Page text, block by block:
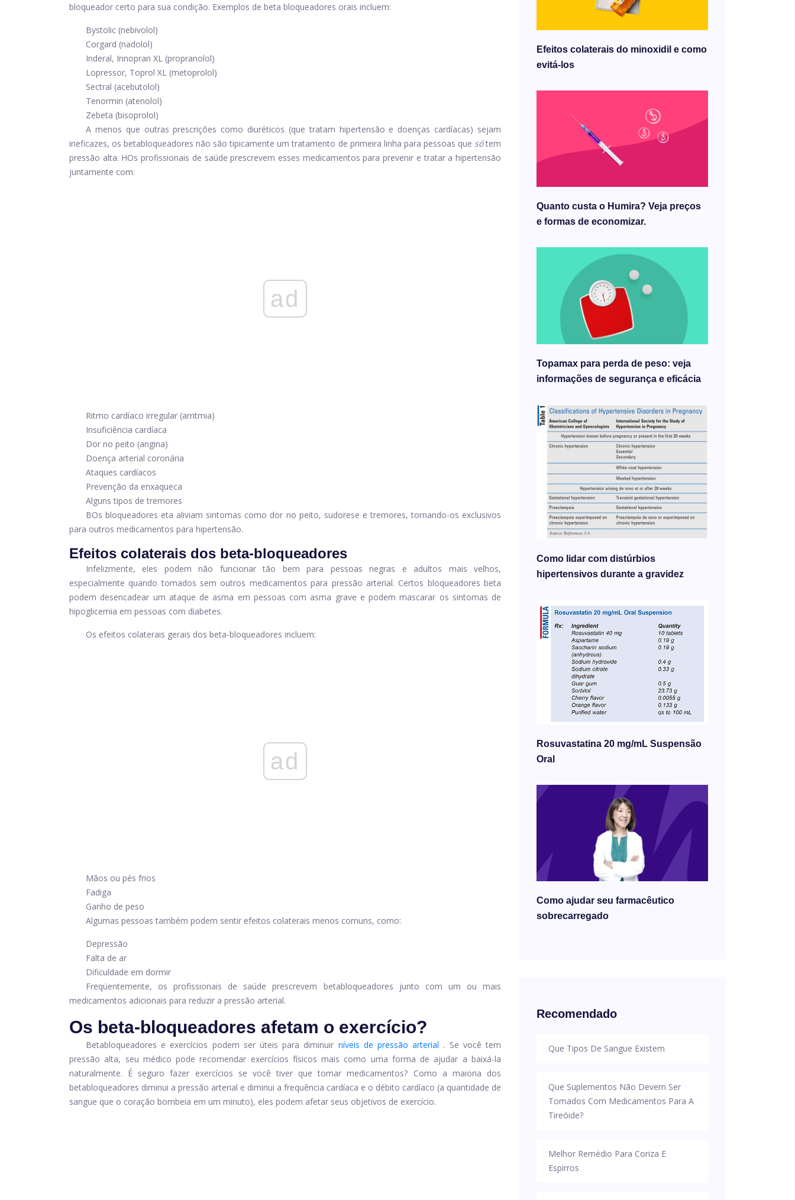
bloqueador certo para sua condição. Exemplos de beta bloqueadores orais incluem:
Bystolic (nebivolol)
Corgard (nadolol)
Inderal, Innopran XL (propranolol)
Lopressor, Toprol XL (metoprolol)
Sectral (acebutolol)
Tenormin (atenolol)
Zebeta (bisoprolol)
A menos que outras prescrições como diuréticos (que tratam hipertensão e doenças cardíacas) sejam
ineficazes, os betabloqueadores não são tipicamente um tratamento de primeira linha para pessoas que só tem
pressão alta. HOs profissionais de saúde prescrevem esses medicamentos para prevenir e tratar a hipertensão
juntamente com:
ad
Ritmo cardíaco irregular (arritmia)
Insuficiência cardíaca
Dor no peito (angina)
Doença arterial coronária
Ataques cardíacos
Prevenção da enxaqueca
Alguns tipos de tremores
BOs bloqueadores eta aliviam sintomas como dor no peito, sudorese e tremores, tornando-os exclusivos
para outros medicamentos para hipertensão.
Efeitos colaterais dos beta-bloqueadores
Infelizmente, eles podem não funcionar tão bem para pessoas negras e adultos mais velhos,
especialmente quando tomados sem outros medicamentos para pressão arterial. Certos bloqueadores beta
podem desencadear um ataque de asma em pessoas com asma grave e podem mascarar os sintomas de
hipoglicemia em pessoas com diabetes.
Os efeitos colaterais gerais dos beta-bloqueadores incluem:
ad
Mãos ou pés frios
Fadiga
Ganho de peso
Algumas pessoas também podem sentir efeitos colaterais menos comuns, como:
Depressão
Falta de ar
Dificuldade em dormir
Freqüentemente, os profissionais de saúde prescrevem betabloqueadores junto com um ou mais
medicamentos adicionais para reduzir a pressão arterial.
Os beta-bloqueadores afetam o exercício?
Betabloqueadores e exercícios podem ser úteis para diminuir níveis de pressão arterial . Se você tem
pressão alta, seu médico pode recomendar exercícios físicos mais como uma forma de ajudar a baixá-la
naturalmente. É seguro fazer exercícios se você tiver que tomar medicamentos? Como a maioria dos
betabloqueadores diminui a pressão arterial e diminui a frequência cardíaca e o débito cardíaco (a quantidade de
sangue que o coração bombeia em um minuto), eles podem afetar seus objetivos de exercício.
Efeitos colaterais do minoxidil e como
evitá-los
Quanto custa o Humira? Veja preços
e formas de economizar.
Topamax para perda de peso: veja
informações de segurança e eficácia
Como lidar com distúrbios
hipertensivos durante a gravidez
Rosuvastatina 20 mg/mL Suspensão
Oral
Como ajudar seu farmacêutico
sobrecarregado
Recomendado
Que Tipos De Sangue Existem
Que Suplementos Não Devem Ser
Tomados Com Medicamentos Para A
Tireóide?
Melhor Remédio Para Coriza E
Espirros